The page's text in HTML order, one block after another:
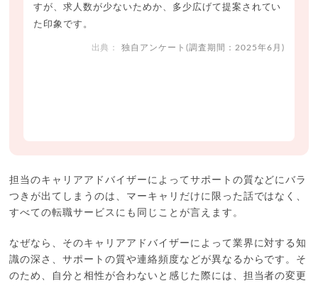
すが、求人数が少ないためか、多少広げて提案されてい
た印象です。
独自アンケート(調査期間：2025年6月)
担当のキャリアアドバイザーによってサポートの質などにバラ
つきが出てしまうのは、マーキャリだけに限った話ではなく、
すべての転職サービスにも同じことが言えます。
なぜなら、そのキャリアアドバイザーによって業界に対する知
識の深さ、サポートの質や連絡頻度などが異なるからです。そ
のため、自分と相性が合わないと感じた際には、担当者の変更